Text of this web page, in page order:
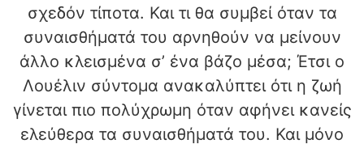
σχεδόν τίποτα. Και τι θα συμβεί όταν τα
συναισθήματά του αρνηθούν να μείνουν
άλλο κλεισμένα σ’ ένα βάζο μέσα; Έτσι ο
Λουέλιν σύντομα ανακαλύπτει ότι η ζωή
γίνεται πιο πολύχρωμη όταν αφήνει κανείς
ελεύθερα τα συναισθήματά του. Και μόνο